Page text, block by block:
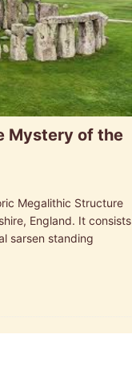
Mystery of the
Megalithic Structure
England. It consists
sarsen standing